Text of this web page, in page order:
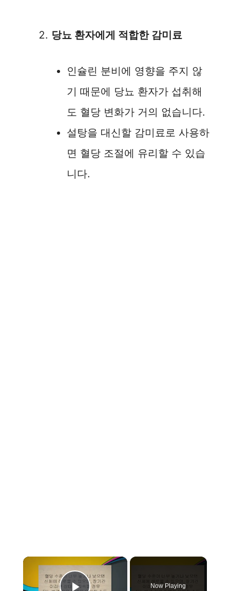
당뇨 환자에게 적합한 감미료
인슐린 분비에 영향을 주지 않
기 때문에 당뇨 환자가 섭취해
도 혈당 변화가 거의 없습니다.
설탕을 대신할 감미료로 사용하
면 혈당 조절에 유리할 수 있습
니다.
×
Now Playing